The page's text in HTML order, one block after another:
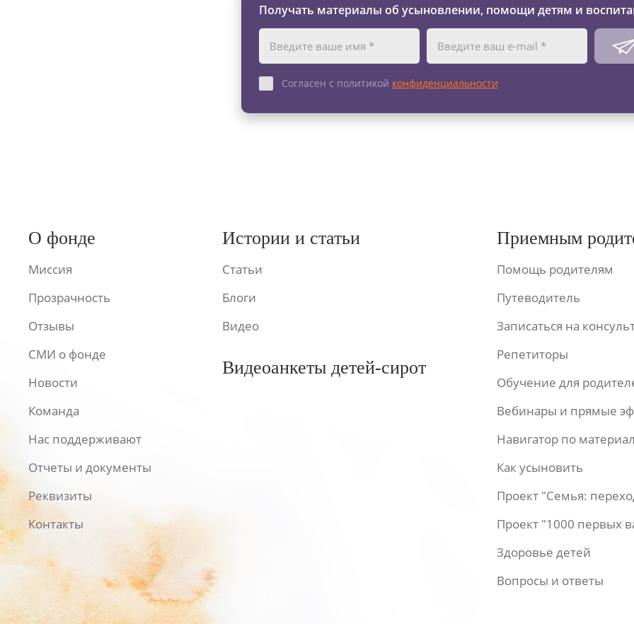
Получать материалы об усыновлении, помощи детям и
Согласен с политикой конфиденциальности
О фонде
Миссия
Прозрачность
Отзывы
СМИ о фонде
Новости
Команда
Нас поддерживают
Отчеты и документы
Реквизиты
Контакты
Истории и статьи
Статьи
Блоги
Видео
Видеоанкеты детей-сирот
Приемным
Помощь родителям
Путеводитель
Записаться на
Репетиторы
Обучение для
Вебинары и прямые
Навигатор по
Как усыновить
Проект "Семья:
Проект "1000 первых
Здоровье детей
Вопросы и ответы